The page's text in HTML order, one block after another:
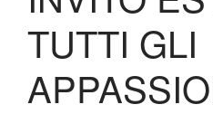
TUTTI GLI